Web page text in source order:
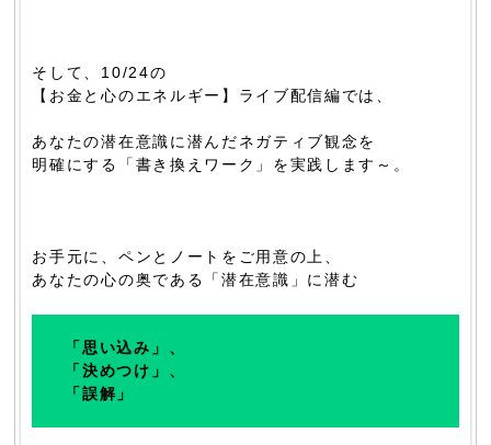
そして、10/24の
【お金と心のエネルギー】ライブ配信編では、
あなたの潜在意識に潜んだネガティブ観念を
明確にする「書き換えワーク」を実践します～。
お手元に、ペンとノートをご用意の上、
あなたの心の奥である「潜在意識」に潜む
「思い込み」、
「決めつけ」、
「誤解」